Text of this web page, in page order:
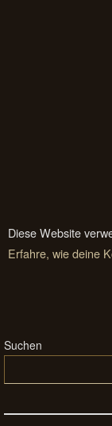
Diese Website
Erfahre, wie deine
Suchen